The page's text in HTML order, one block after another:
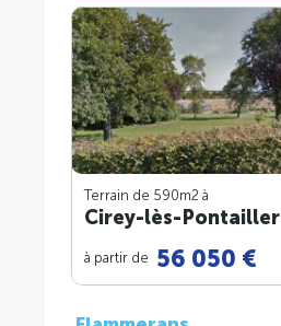
Terrain de 590m2 à
Cirey-lès-Pontailler
à partir de 56 050 €